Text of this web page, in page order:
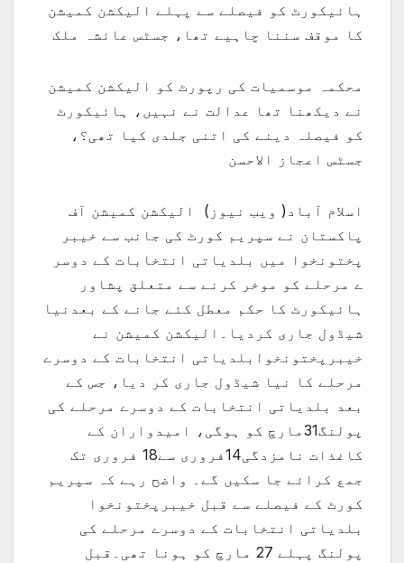
ہائیکورٹ کو فیصلے سے پہلے الیکشن کمیشن
کا موقف سننا چاہیے تھا، جسٹس عائشہ ملک
محکمہ موسمیات کی رپورٹ کو الیکشن کمیشن
نے دیکھنا تھا عدالت نے نہیں، ہائیکورٹ
کو فیصلہ دینے کی اتنی جلدی کیا تھی؟،
جسٹس اعجاز الاحسن
اسلام آباد( ویب نیوز) الیکشن کمیشن آف
پاکستان نے سپریم کورٹ کی جانب سے خیبر
پختونخوا میں بلدیاتی انتخابات کے دوسر
ے مرحلے کو موخر کرنے سے متعلق پشاور
ہائیکورٹ کا حکم معطل کئے جانے کے بعدنیا
شیڈول جاری کردیا۔الیکشن کمیشن نے
خیبرپختونخوابلدیاتی انتخابات کے دوسرے
مرحلے کا نیا شیڈول جاری کر دیا، جس کے
بعد بلدیاتی انتخابات کے دوسرے مرحلے کی
پولنگ31مارچ کو ہوگی، امیدواران کے
کاغذات نامزدگی14فروری سے18 فروری تک
جمع کرائے جا سکیں گے۔ واضح رہے کہ سپریم
کورٹ کے فیصلے سے قبل خیبرپختونخوا
بلدیاتی انتخابات کے دوسرے مرحلے کی
پولنگ پہلے 27 مارچ کو ہونا تھی۔قبل